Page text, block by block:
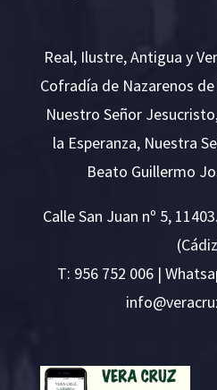
Real, Ilustre, Antigua y
Cofradía de Nazarenos
Nuestro Señor
la Esperanza, Nuestra
Beato Guillermo
Calle San Juan nº 5,
T: 956 752 006 |
rcare
v@ofn
i